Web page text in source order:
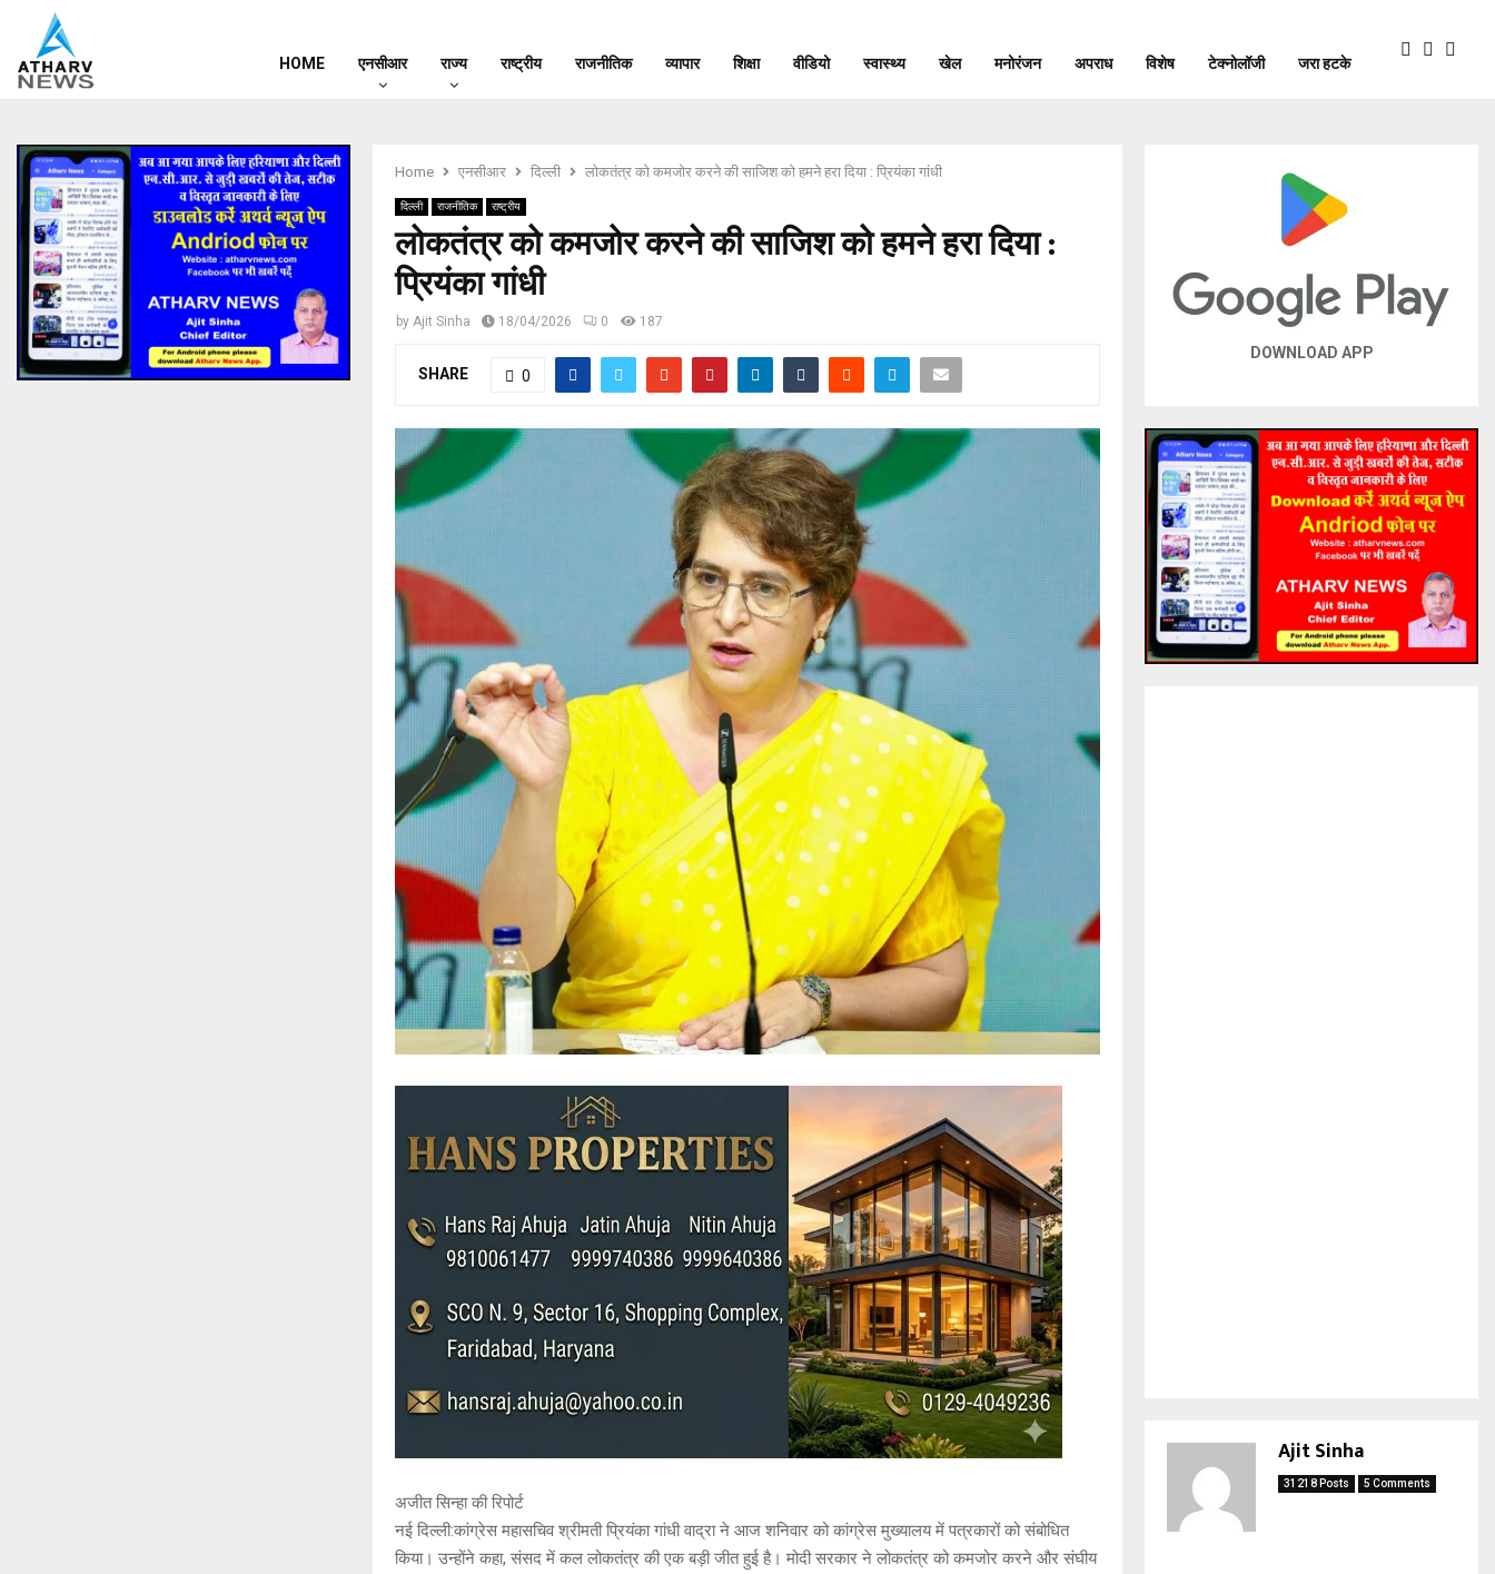
HOME एनसीआर राज्य राष्ट्रीय राजनीतिक व्यापार शिक्षा वीडियो स्वास्थ्य खेल मनोरंजन अपराध विशेष टेक्नोलॉजी जरा हटके
Home एनसीआर दिल्ली लोकतंत्र को कमजोर करने की साजिश को हमने हरा दिया : प्रियंका गांधी
दिल्ली राजनीतिक राष्ट्रीय
लोकतंत्र को कमजोर करने की साजिश को हमने हरा दिया :
प्रियंका गांधी
by Ajit Sinha 18/04/2026 0 187
SHARE 0
अजीत सिन्हा की रिपोर्ट
नई दिल्ली:कांग्रेस महासचिव श्रीमती प्रियंका गांधी वाद्रा ने आज शनिवार को कांग्रेस मुख्यालय में पत्रकारों को संबोधित
किया। उन्होंने कहा, संसद में कल लोकतंत्र की एक बड़ी जीत हुई है। मोदी सरकार ने लोकतंत्र को कमजोर करने और संघीय
DOWNLOAD APP
Ajit Sinha
31218 Posts 5 Comments